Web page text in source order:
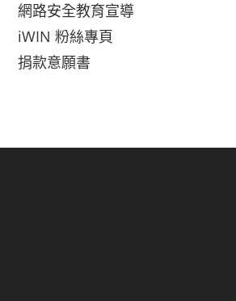
網路安全教育宣導
iWIN 粉絲專頁
捐款意願書